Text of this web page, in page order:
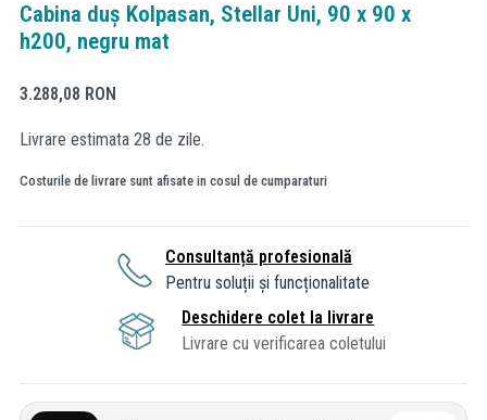
Cabina duș Kolpasan, Stellar Uni, 90 x 90 x
h200, negru mat
3.288,08 RON
Livrare estimata 28 de zile.
Costurile de livrare sunt afisate in cosul de cumparaturi
Consultanță profesională
Pentru soluții și funcționalitate
Deschidere colet la livrare
Livrare cu verificarea coletului